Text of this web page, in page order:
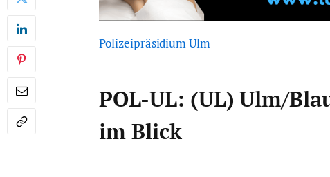
Polizeipräsidium Ulm
POL-UL: (UL) Ulm/
im Blick